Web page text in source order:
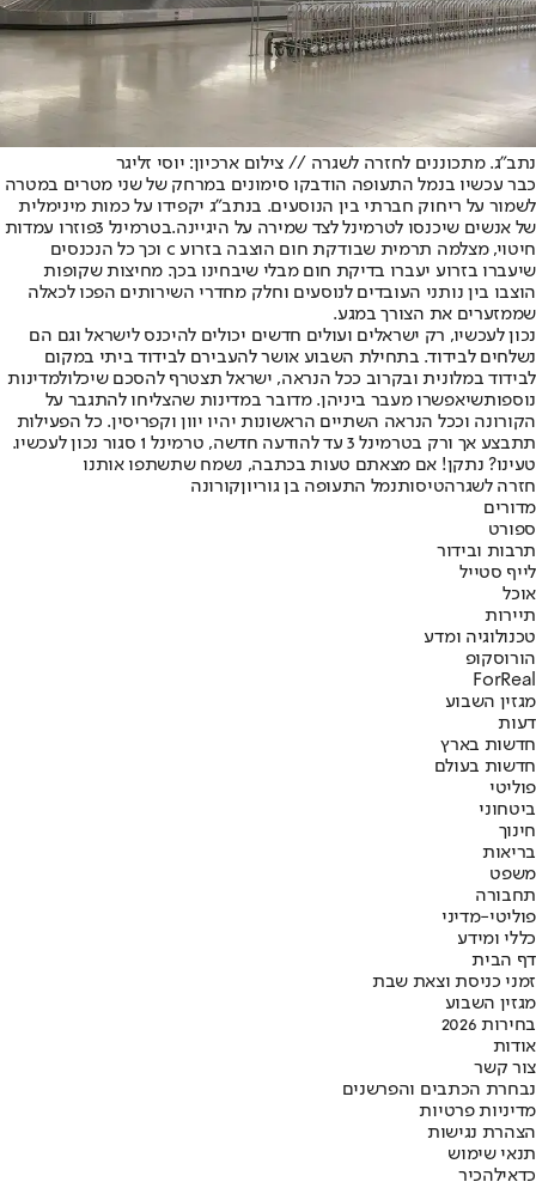
נתב"ג. מתכוננים לחזרה לשגרה // צילום ארכיון: יוסי זליגר
כבר עכשיו בנמל התעופה הודבקו סימונים במרחק של שני מטרים במטרה
לשמור על ריחוק חברתי בין הנוסעים. בנתב"ג יקפידו על כמות מינימלית
של אנשים שיכנסו לטרמינל לצד שמירה על היגיינה.בטרמינל 3
פוזרו עמדות
חיטוי, מצלמה תרמית שבודקת חום הוצבה בזרוע c וכך כל הנכנסים
שיעברו בזרוע יעברו בדיקת חום מבלי שיבחינו בכך. מחיצות שקופות
הוצבו בין נותני העובדים לנוסעים וחלק מחדרי השירותים הפכו לכאלה
שממזערים את הצורך במגע.
נכון לעכשיו, רק ישראלים ועולים חדשים יכולים להיכנס לישראל וגם הם
נשלחים לבידוד. בתחילת השבוע אושר להעבירם לבידוד ביתי במקום
לבידוד במלונית ובקרוב ככל הנראה, ישראל תצטרף להסכם שיכלולמדינות
נוספותשיאפשרו מעבר ביניהן. מדובר במדינות שהצליחו להתגבר על
הקורונה וככל הנראה השתיים הראשונות יהיו יוון וקפריסין. כל הפעילות
תתבצע אך ורק בטרמינל 3 עד להודעה חדשה, טרמינל 1 סגור נכון לעכשיו.
טעינו? נתקן! אם מצאתם טעות בכתבה, נשמח שתשתפו אותנו
חזרה לשגרהטיסותנמל התעופה בן גוריוןקורונה
מדורים
ספורט
תרבות ובידור
לייף סטייל
אוכל
תיירות
טכנולוגיה ומדע
הורוסקופ
ForReal
מגזין השבוע
דעות
חדשות בארץ
חדשות בעולם
פוליטי
ביטחוני
חינוך
בריאות
משפט
תחבורה
פוליטי-מדיני
כללי ומידע
דף הבית
זמני כניסת וצאת שבת
מגזין השבוע
בחירות 2026
אודות
צור קשר
נבחרת הכתבים והפרשנים
מדיניות פרטיות
הצהרת נגישות
תנאי שימוש
כדאילהכיר